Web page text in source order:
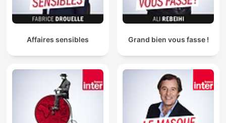
Affaires sensibles Grand bien vous fasse !